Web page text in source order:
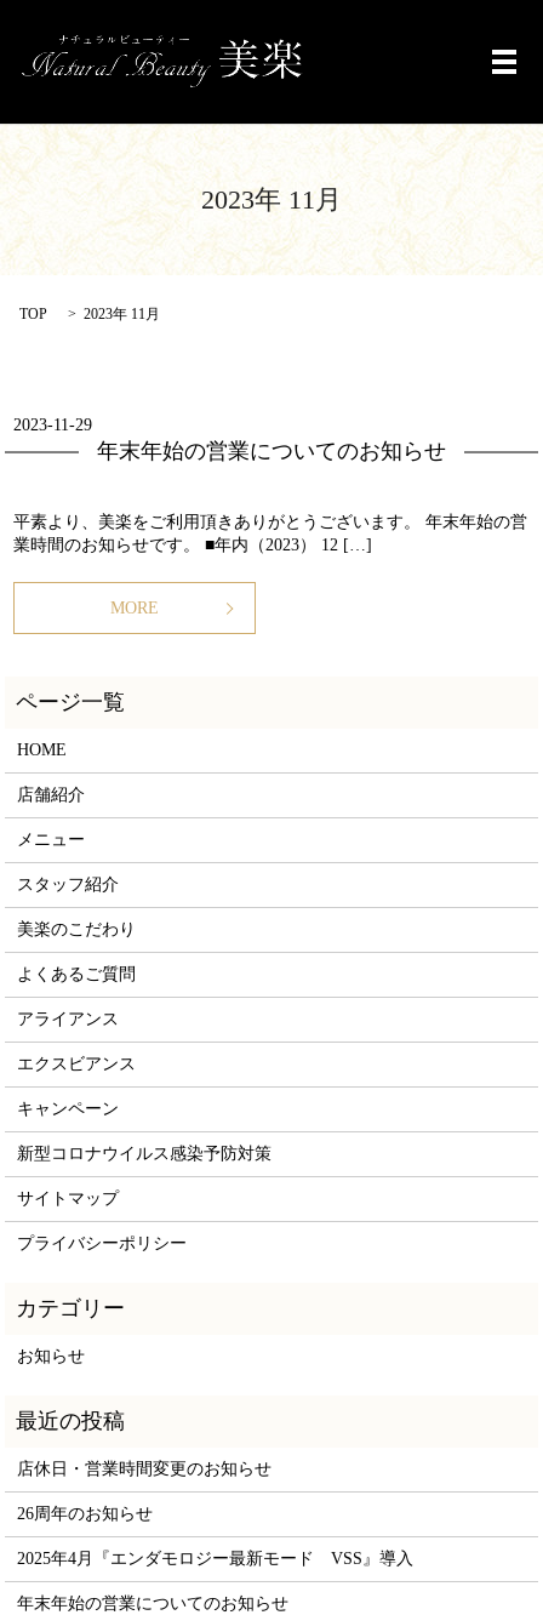
メ
2023年 11月
TOP 2023年 11月
2023-11-29
年末年始の営業についてのお知らせ
平素より、美楽をご利用頂きありがとうございます。 年末年始の営
業時間のお知らせです。 ■年内（2023） 12 […]
MORE
HOME
店舗紹介
メニュー
スタッフ紹介
美楽のこだわり
よくあるご質問
アライアンス
エクスビアンス
キャンペーン
新型コロナウイルス感染予防対策
サイトマップ
プライバシーポリシー
お知らせ
店休日・営業時間変更のお知らせ
26周年のお知らせ
2025年4月『エンダモロジー最新モード VSS』導入
年末年始の営業についてのお知らせ